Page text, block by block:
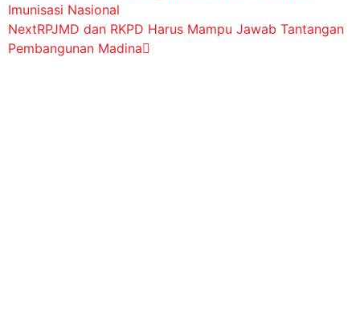
Imunisasi Nasional
NextRPJMD dan RKPD Harus Mampu Jawab Tantangan
Pembangunan Madina